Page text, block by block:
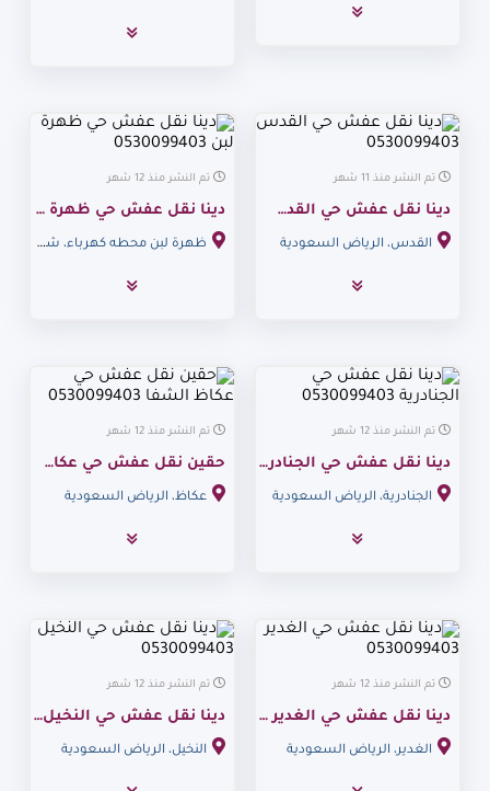
تم النشر منذ 11 شهر
دينا نقل عفش حي القدس 0530099403
القدس، الرياض السعودية
تم النشر منذ 12 شهر
دينا نقل عفش حي ظهرة لبن 0530099403
ظهرة لبن محطه كهرباء، شارع نهاوند، الرياض السعودية
تم النشر منذ 12 شهر
دينا نقل عفش حي الجنادرية 0530099403
الجنادرية، الرياض السعودية
تم النشر منذ 12 شهر
حقين نقل عفش حي عكاظ الشفا 0530099403
عكاظ، الرياض السعودية
تم النشر منذ 12 شهر
دينا نقل عفش حي الغدير 0530099403
الغدير، الرياض السعودية
تم النشر منذ 12 شهر
دينا نقل عفش حي النخيل 0530099403
النخيل، الرياض السعودية